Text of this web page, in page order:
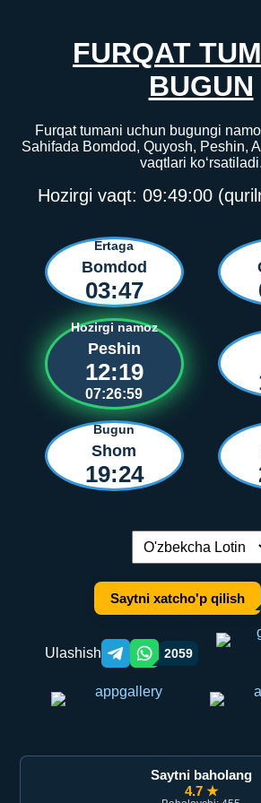
FURQAT
BUGUN
Furqat tumani uchun bugungi
Sahifada Bomdod, Quyosh, Peshin,
vaqtlari ko‘rsatiladi.
Hozirgi vaqt: 09:49:00
Ertaga
Bomdod
03:47
Hozirgi namoz
Peshin
12:19
07:26:59
Bugun
Shom
19:24
Tilni almashtirish:
Saytni xatcho'p qilish
Ulashish Telegram orqali ulashish
WhatsApp orqali ulashish
2059
Saytni baholang
4.7 ★